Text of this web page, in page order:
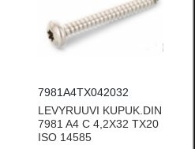
7981A4TX042032
LEVYRUUVI KUPUK.DIN
7981 A4 C 4,2X32 TX20
ISO 14585